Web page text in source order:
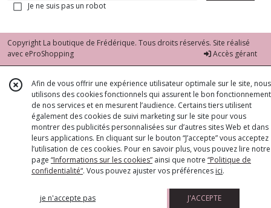
Je ne suis pas un robot
Copyright La boutique de Frédérique. Tous droits réservés. Site réalisé
avec eProShopping Accès gérant
Afin de vous offrir une expérience utilisateur optimale sur le site, nous
utilisons des cookies fonctionnels qui assurent le bon fonctionnement
de nos services et en mesurent l’audience. Certains tiers utilisent
également des cookies de suivi marketing sur le site pour vous
montrer des publicités personnalisées sur d’autres sites Web et dans
leurs applications. En cliquant sur le bouton “J’accepte” vous acceptez
l’utilisation de ces cookies. Pour en savoir plus, vous pouvez lire notre
page “Informations sur les cookies” ainsi que notre “Politique de
confidentialité“. Vous pouvez ajuster vos préférences ici.
je n'accepte pas J'ACCEPTE